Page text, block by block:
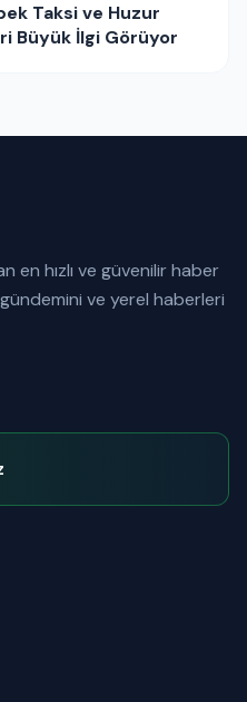
Taksi ve Huzur
Büyük İlgi Görüyor
en hızlı ve güvenilir haber
ve yerel haberleri